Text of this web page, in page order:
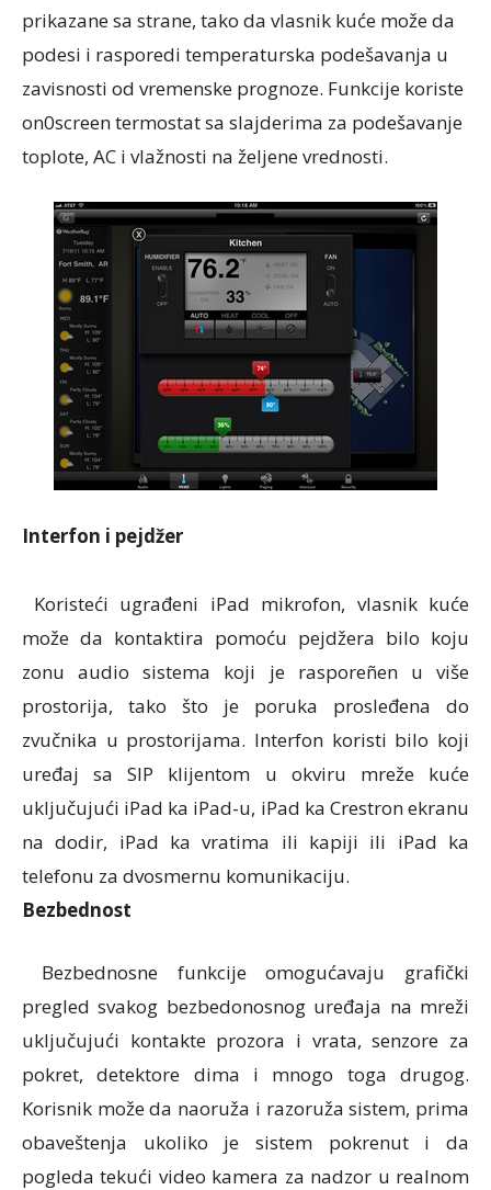
prikazane sa strane, tako da vlasnik kuće može da
podesi i rasporedi temperaturska podešavanja u
zavisnosti od vremenske prognoze. Funkcije koriste
on0screen termostat sa slajderima za podešavanje
toplote, AC i vlažnosti na željene vrednosti.
Interfon i pejdžer
Koristeći ugrađeni iPad mikrofon, vlasnik kuće
može da kontaktira pomoću pejdžera bilo koju
zonu audio sistema koji je rasporeñen u više
prostorija, tako što je poruka prosleđena do
zvučnika u prostorijama. Interfon koristi bilo koji
uređaj sa SIP klijentom u okviru mreže kuće
uključujući iPad ka iPad-u, iPad ka Crestron ekranu
na dodir, iPad ka vratima ili kapiji ili iPad ka
telefonu za dvosmernu komunikaciju.
Bezbednost
Bezbednosne funkcije omogućavaju grafički
pregled svakog bezbedonosnog uređaja na mreži
uključujući kontakte prozora i vrata, senzore za
pokret, detektore dima i mnogo toga drugog.
Korisnik može da naoruža i razoruža sistem, prima
obaveštenja ukoliko je sistem pokrenut i da
pogleda tekući video kamera za nadzor u realnom